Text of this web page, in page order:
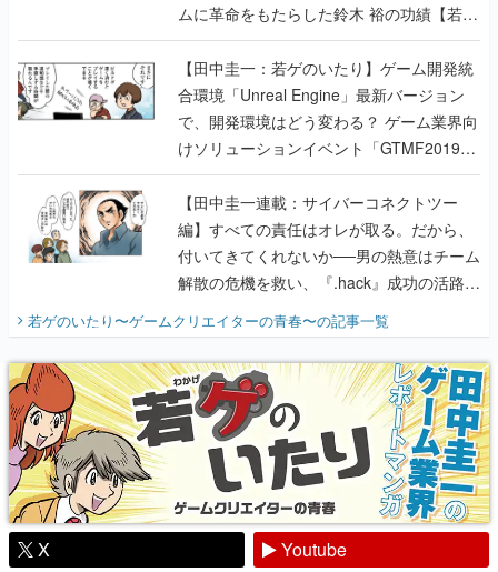
ムに革命をもたらした鈴木 裕の功績【若ゲ
のいたり】
【田中圭一：若ゲのいたり】ゲーム開発統
合環境「Unreal Engine」最新バージョン
で、開発環境はどう変わる？ ゲーム業界向
けソリューションイベント「GTMF2019」
に行って、より理解を深めよう【PR】
【田中圭一連載：サイバーコネクトツー
編】すべての責任はオレが取る。だから、
付いてきてくれないか──男の熱意はチーム
解散の危機を救い、『.hack』成功の活路を
『少年ジャンプ』色だった【若ゲのいた
り】
若ゲのいたり〜ゲームクリエイターの青春〜の記事一覧
X
Youtube